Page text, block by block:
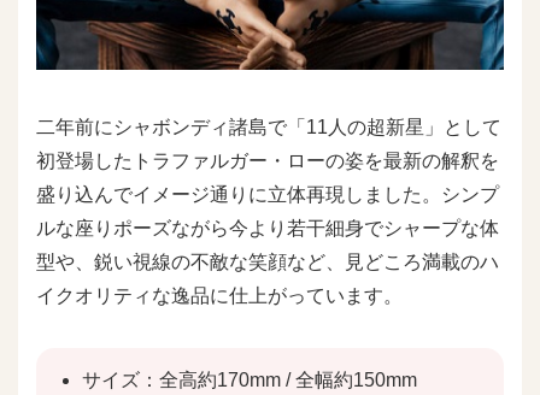
二年前にシャボンディ諸島で「11人の超新星」として
初登場したトラファルガー・ローの姿を最新の解釈を
盛り込んでイメージ通りに立体再現しました。シンプ
ルな座りポーズながら今より若干細身でシャープな体
型や、鋭い視線の不敵な笑顔など、見どころ満載のハ
イクオリティな逸品に仕上がっています。
サイズ：全高約170mm / 全幅約150mm